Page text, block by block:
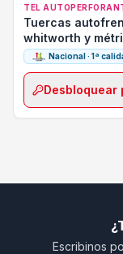
TEL
Tuercas
whitworth y
Nacional · 1ª
Desbloquear
Escribinos